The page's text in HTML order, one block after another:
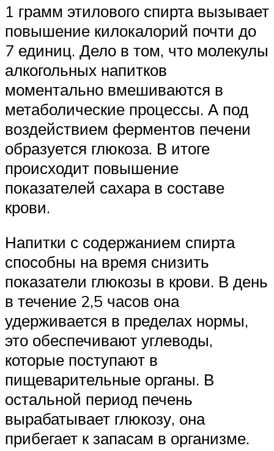
1 грамм этилового спирта вызывает
повышение килокалорий почти до
7 единиц. Дело в том, что молекулы
алкогольных напитков
моментально вмешиваются в
метаболические процессы. А под
воздействием ферментов печени
образуется глюкоза. В итоге
происходит повышение
показателей сахара в составе
крови.
Напитки с содержанием спирта
способны на время снизить
показатели глюкозы в крови. В день
в течение 2,5 часов она
удерживается в пределах нормы,
это обеспечивают углеводы,
которые поступают в
пищеварительные органы. В
остальной период печень
вырабатывает глюкозу, она
прибегает к запасам в организме.